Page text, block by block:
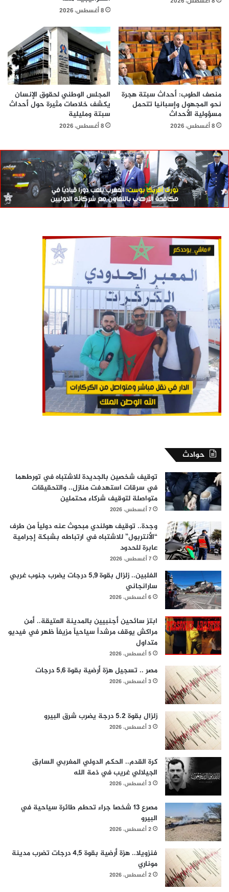
8 أغسطس، 2026
منصف الطوب: أحداث سبتة هجرة
نحو المجهول وإسبانيا تتحمل
مسؤولية الأحداث
8 أغسطس، 2026
المجلس الوطني لحقوق الإنسان
يكشف خلاصات مثيرة حول أحداث
سبتة ومليلية
8 أغسطس، 2026
حوادث
توقيف شخصين بالجديدة للاشتباه في تورطهما
في سرقات استهدفت منازل.. والتحقيقات
متواصلة لتوقيف شركاء محتملين
7 أغسطس، 2026
وجدة.. توقيف هولندي مبحوث عنه دولياً من طرف
“الأنتربول” للاشتباه في ارتباطه بشبكة إجرامية
عابرة للحدود
7 أغسطس، 2026
الفلبين.. زلزال بقوة 5,9 درجات يضرب جنوب غربي
سارانجاني
6 أغسطس، 2026
ابتز سائحين أجنبيين بالمدينة العتيقة.. أمن
مراكش يوقف مرشداً سياحياً مزيفاً ظهر في فيديو
متداول
5 أغسطس، 2026
مصر .. تسجيل هزة أرضية بقوة 5,6 درجات
3 أغسطس، 2026
زلزال بقوة 5.2 درجة يضرب شرق البيرو
3 أغسطس، 2026
كرة القدم.. الحكم الدولي المغربي السابق
الجيلالي غريب في ذمة الله
3 أغسطس، 2026
مصرع 13 شخصا جراء تحطم طائرة سياحية في
البيرو
2 أغسطس، 2026
فنزويلا.. هزة أرضية بقوة 4,5 درجات تضرب مدينة
موناري
2 أغسطس، 2026